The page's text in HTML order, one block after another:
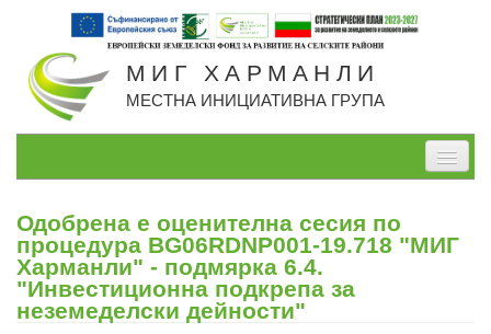
МИГ ХАРМАНЛИ
МЕСТНА ИНИЦИАТИВНА ГРУПА
За нас
Проекти, изпълнявани от МИГ
Проекти по СВОМР
Одобрена е оценителна сесия по
процедура BG06RDNP001-19.718 "МИГ
Харманли" - подмярка 6.4.
"Инвестиционна подкрепа за
неземеделски дейности"